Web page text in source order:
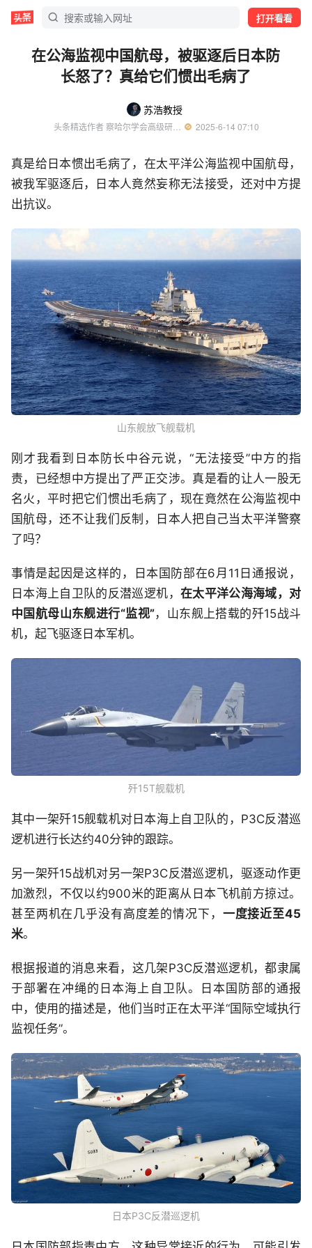
打开看看
在公海监视中国航母，被驱逐后日本防
长怒了？真给它们惯出毛病了
苏浩教授
头条精选作者 察哈尔学会高级研究员 国际关系博士 外交学院外交学系教授
  2025-6-14 07:10
真是给日本惯出毛病了，在太平洋公海监视中国航母，
被我军驱逐后，日本人竟然妄称无法接受，还对中方提
出抗议。
山东舰放飞舰载机
刚才我看到日本防长中谷元说，“无法接受”中方的指
责，已经想中方提出了严正交涉。真是看的让人一股无
名火，平时把它们惯出毛病了，现在竟然在公海监视中
国航母，还不让我们反制，日本人把自己当太平洋警察
了吗？
事情是起因是这样的，日本国防部在6月11日通报说，
日本海上自卫队的反潜巡逻机， 在太平洋公海海域，对
中国航母山东舰进行“监视”，山东舰上搭载的歼15战斗
机，起飞驱逐日本军机。
歼15T舰载机
其中一架歼15舰载机对日本海上自卫队的，P3C反潜巡
逻机进行长达约40分钟的跟踪。
另一架歼15战机对另一架P3C反潜巡逻机，驱逐动作更
加激烈，不仅以约900米的距离从日本飞机前方掠过。
甚至两机在几乎没有高度差的情况下， 一度接近至45
米。
根据报道的消息来看，这几架P3C反潜巡逻机，都隶属
于部署在冲绳的日本海上自卫队。日本国防部的通报
中，使用的描述是，他们当时正在太平洋“国际空域执行
监视任务”。
日本P3C反潜巡逻机